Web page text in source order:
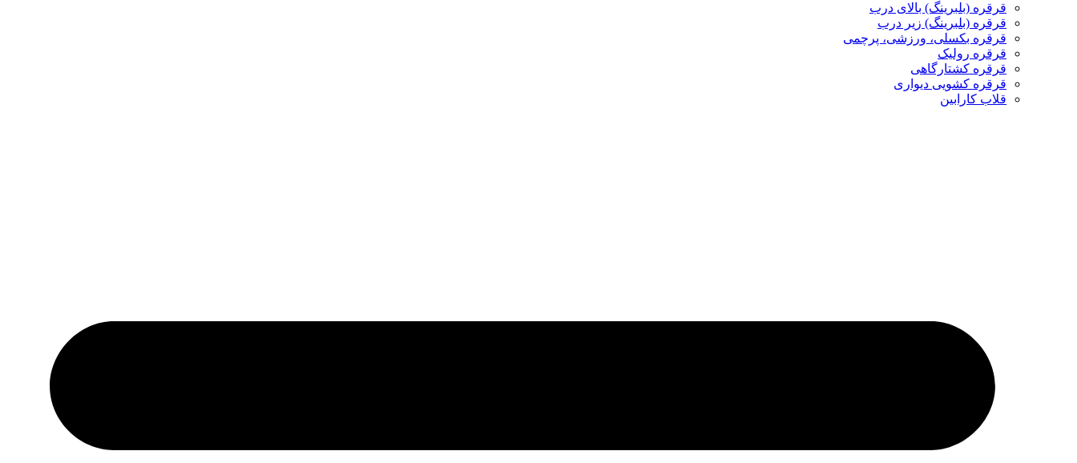
قرقره (بلبرینگ) بالای درب
قرقره (بلبرینگ) زیر درب
قرقره بکسلی، ورزشی، پرچمی
قرقره رولیک
قرقره کشتارگاهی
قرقره کشویی دیواری
قلاب کارابین